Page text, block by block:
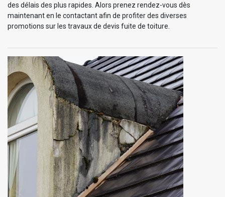
des délais des plus rapides. Alors prenez rendez-vous dès
maintenant en le contactant afin de profiter des diverses
promotions sur les travaux de devis fuite de toiture.